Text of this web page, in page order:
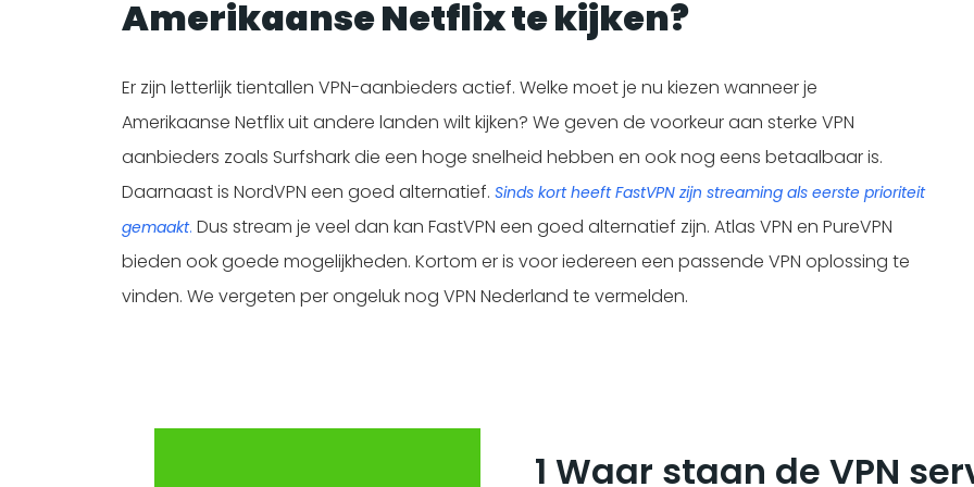
AmerikaanseNetflix te kijken?
Er zijn letterlijk tientallen VPN-aanbieders actief. Welke moet je nu kiezen wanneer je
Amerikaanse Netflix uit andere landen wilt kijken? We geven de voorkeur aan sterke VPN
aanbieders zoals Surfshark die een hoge snelheid hebben en ook nog eens betaalbaar is.
Daarnaast is NordVPN een goed alternatief. Sinds kort heeft FastVPN zijn streaming als eerste prioriteit
gemaakt. Dus stream je veel dan kan FastVPN een goed alternatief zijn. Atlas VPN en PureVPN
bieden ook goede mogelijkheden. Kortom er is voor iedereen een passende VPN oplossing te
vinden. We vergeten per ongeluk nog VPN Nederland te vermelden.
1 Waar staan de VPN